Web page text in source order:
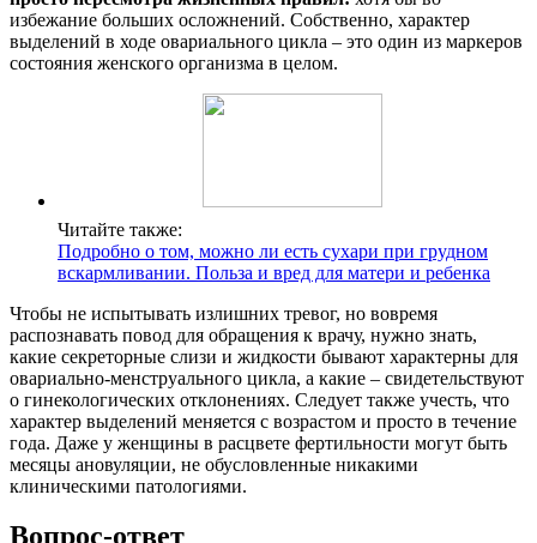
избежание больших осложнений. Собственно, характер
выделений в ходе овариального цикла – это один из маркеров
состояния женского организма в целом.
Читайте также:
Подробно о том, можно ли есть сухари при грудном
вскармливании. Польза и вред для матери и ребенка
Чтобы не испытывать излишних тревог, но вовремя
распознавать повод для обращения к врачу, нужно знать,
какие секреторные слизи и жидкости бывают характерны для
овариально-менструального цикла, а какие – свидетельствуют
о гинекологических отклонениях. Следует также учесть, что
характер выделений меняется с возрастом и просто в течение
года. Даже у женщины в расцвете фертильности могут быть
месяцы ановуляции, не обусловленные никакими
клиническими патологиями.
Вопрос-ответ